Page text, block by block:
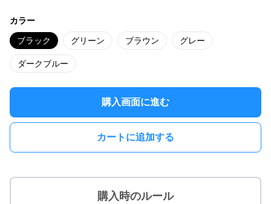
カラー
ブラック グリーン ブラウン グレー
ダークブルー
購入画面に進む
カートに追加する
購入時のルール